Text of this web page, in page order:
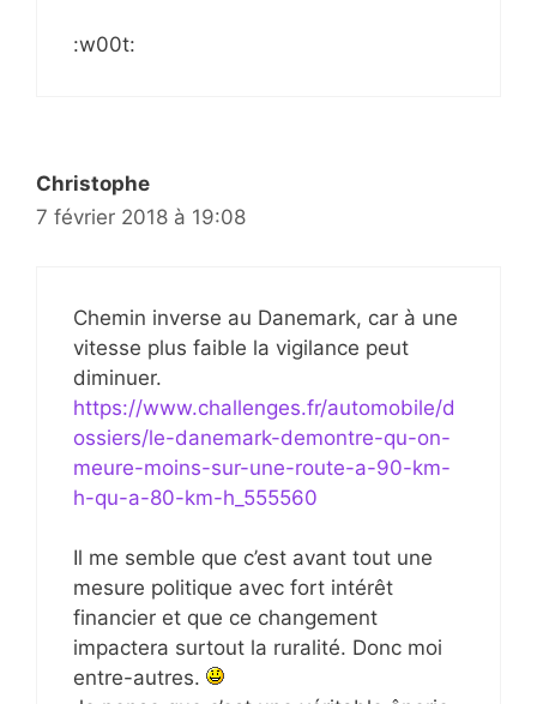
:w00t:
Christophe
7 février 2018 à 19:08
Chemin inverse au Danemark, car à une
vitesse plus faible la vigilance peut
diminuer.
https://www.challenges.fr/automobile/d
ossiers/le-danemark-demontre-qu-on-
meure-moins-sur-une-route-a-90-km-
h-qu-a-80-km-h_555560
Il me semble que c’est avant tout une
mesure politique avec fort intérêt
financier et que ce changement
impactera surtout la ruralité. Donc moi
entre-autres.